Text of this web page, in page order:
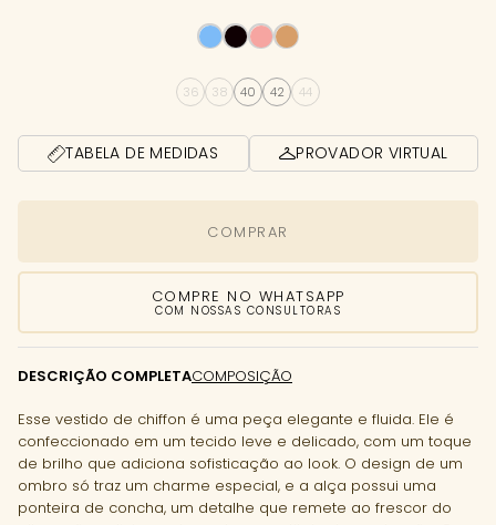
36 38 40 42 44
TABELA DE MEDIDAS PROVADOR VIRTUAL
COMPRAR
COMPRE NO WHATSAPP
COM NOSSAS CONSULTORAS
DESCRIÇÃO COMPLETACOMPOSIÇÃO
Esse vestido de chiffon é uma peça elegante e fluida. Ele é
confeccionado em um tecido leve e delicado, com um toque
de brilho que adiciona sofisticação ao look. O design de um
ombro só traz um charme especial, e a alça possui uma
ponteira de concha, um detalhe que remete ao frescor do